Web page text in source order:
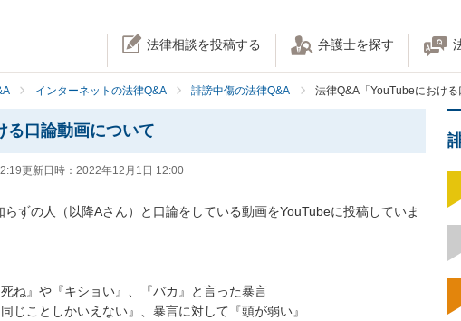
法律相談を投稿する 弁護士を探す
インターネットの法律Q&A 誹謗中傷の法律Q&A 法律Q&A「YouTubeにおける
る口論動画について
更新日時： 2022年12月1日 12:00
ずの人（以降Aさん）と口論をしている動画をYouTubeに投稿していま
ね』や『キショい』、『バカ』と言った暴言
じことしかいえない』、暴言に対して『頭が弱い』